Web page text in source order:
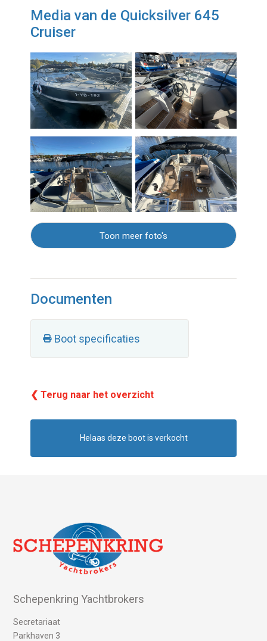
Media van de Quicksilver 645
Cruiser
Toon meer foto's
Documenten
Boot specificaties
❮ Terug naar het overzicht
Helaas deze boot is verkocht
Schepenkring Yachtbrokers
Secretariaat
Parkhaven 3